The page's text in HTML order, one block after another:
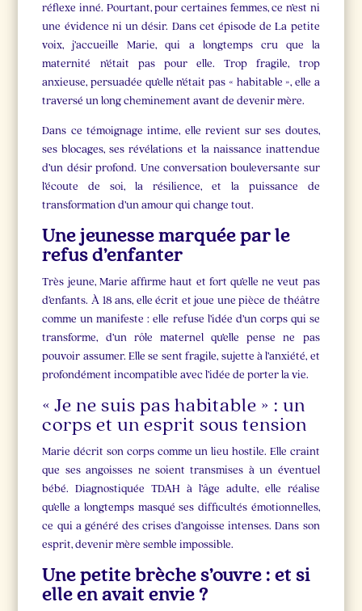
réflexe inné. Pourtant, pour certaines femmes, ce n’est ni
une évidence ni un désir. Dans cet épisode de La petite
voix, j’accueille Marie, qui a longtemps cru que la
maternité n’était pas pour elle. Trop fragile, trop
anxieuse, persuadée qu’elle n’était pas « habitable », elle a
traversé un long cheminement avant de devenir mère.
Dans ce témoignage intime, elle revient sur ses doutes,
ses blocages, ses révélations et la naissance inattendue
d’un désir profond. Une conversation bouleversante sur
l’écoute de soi, la résilience, et la puissance de
transformation d’un amour qui change tout.
Une jeunesse marquée par le
refus d’enfanter
Très jeune, Marie affirme haut et fort qu’elle ne veut pas
d’enfants. À 18 ans, elle écrit et joue une pièce de théâtre
comme un manifeste : elle refuse l’idée d’un corps qui se
transforme, d’un rôle maternel qu’elle pense ne pas
pouvoir assumer. Elle se sent fragile, sujette à l’anxiété, et
profondément incompatible avec l’idée de porter la vie.
« Je ne suis pas habitable » : un
corps et un esprit sous tension
Marie décrit son corps comme un lieu hostile. Elle craint
que ses angoisses ne soient transmises à un éventuel
bébé. Diagnostiquée TDAH à l’âge adulte, elle réalise
qu’elle a longtemps masqué ses difficultés émotionnelles,
ce qui a généré des crises d’angoisse intenses. Dans son
esprit, devenir mère semble impossible.
Une petite brèche s’ouvre : et si
elle en avait envie ?